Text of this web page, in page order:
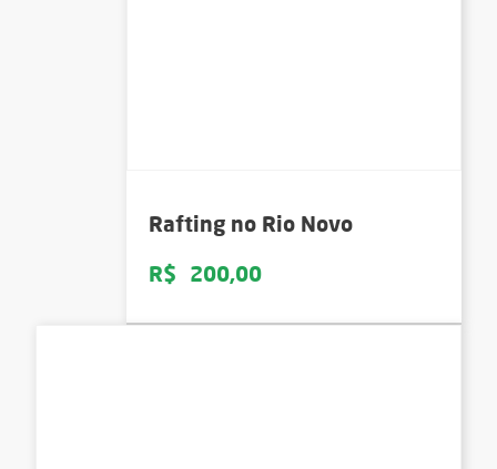
Rafting no Rio Novo
R$ 200,00